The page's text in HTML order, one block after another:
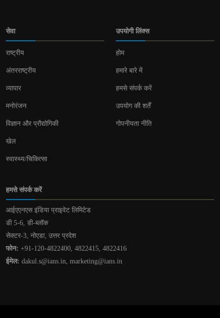
सेवा
राष्ट्रीय
अंतरराष्ट्रीय
व्यापार
मनोरंजन
विज्ञान और प्रौद्योगिकी
खेल
स्वास्थ्य/चिकित्सा
उपयोगी लिंक्स
होम
हमारे बारे में
हमसे संपर्क करें
उपयोग की शर्तें
गोपनीयता नीति
हमसे संपर्क करें
आईएएनएस इंडिया प्राइवेट लिमिटेड
डी 5-6, डी-ब्लॉक
सेक्टर-3, नोएडा, उत्तर प्रदेश
फोन: +91-120-4822400, 4822415, 4822416
ईमेल: dakul.s@ians.in, marketing@ians.in